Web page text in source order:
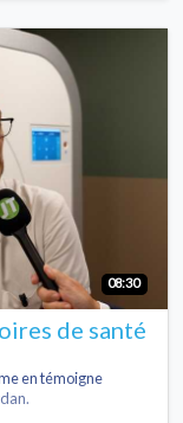
08:30
de santé
en témoigne